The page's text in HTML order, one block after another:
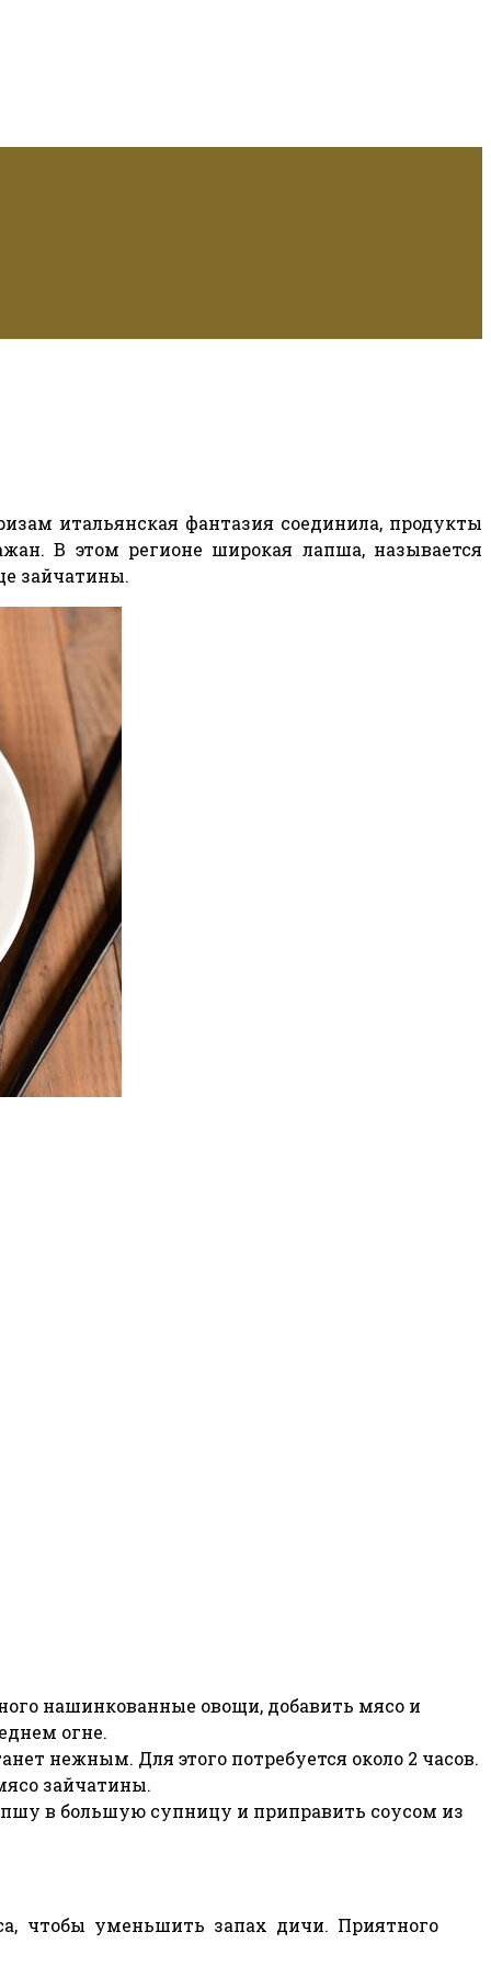
итальянская фантазия соединила, продукты
В этом регионе широкая лапша, называется
зайчатины.
нашинкованные овощи, добавить мясо и
огне.
нежным. Для этого потребуется около 2 часов.
зайчатины.
в большую супницу и приправить соусом из
чтобы уменьшить запах дичи. Приятного